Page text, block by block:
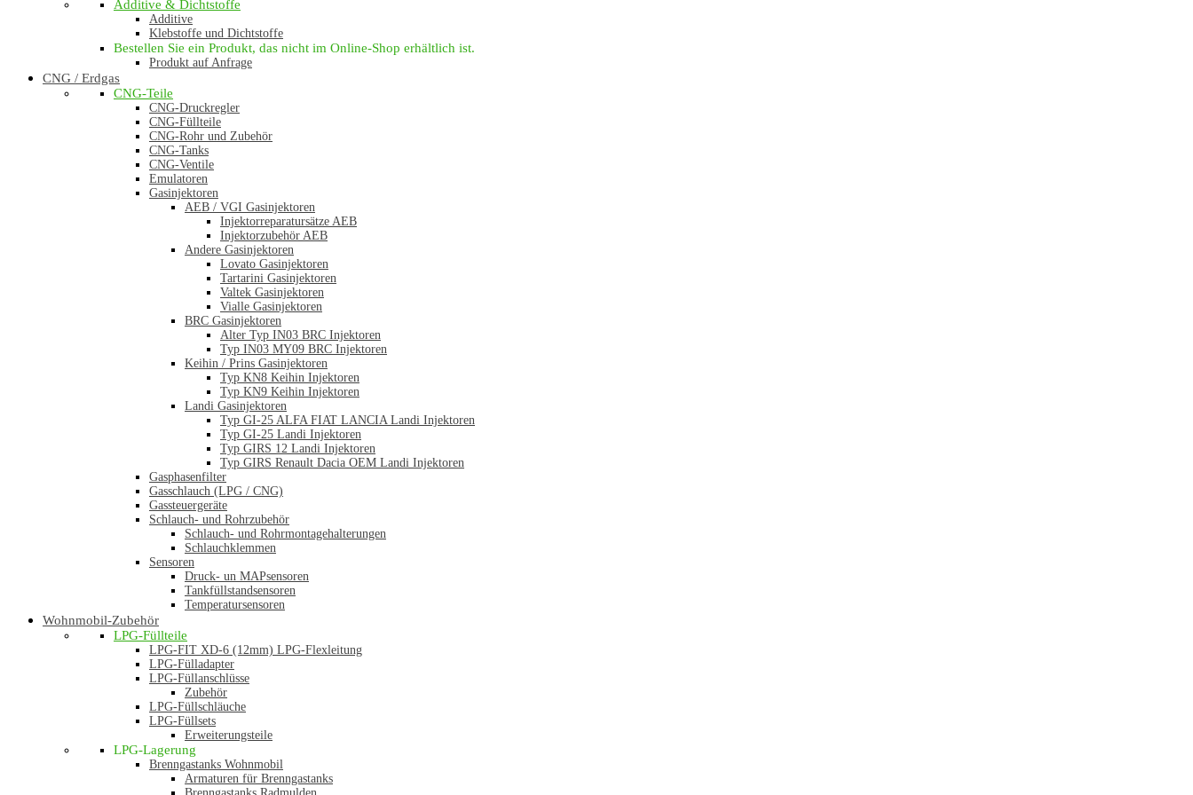
Additive & Dichtstoffe
Additive
Klebstoffe und Dichtstoffe
Bestellen Sie ein Produkt, das nicht im Online-Shop erhältlich ist.
Produkt auf Anfrage
CNG / Erdgas
CNG-Teile
CNG-Druckregler
CNG-Füllteile
CNG-Rohr und Zubehör
CNG-Tanks
CNG-Ventile
Emulatoren
Gasinjektoren
AEB / VGI Gasinjektoren
Injektorreparatursätze AEB
Injektorzubehör AEB
Andere Gasinjektoren
Lovato Gasinjektoren
Tartarini Gasinjektoren
Valtek Gasinjektoren
Vialle Gasinjektoren
BRC Gasinjektoren
Alter Typ IN03 BRC Injektoren
Typ IN03 MY09 BRC Injektoren
Keihin / Prins Gasinjektoren
Typ KN8 Keihin Injektoren
Typ KN9 Keihin Injektoren
Landi Gasinjektoren
Typ GI-25 ALFA FIAT LANCIA Landi Injektoren
Typ GI-25 Landi Injektoren
Typ GIRS 12 Landi Injektoren
Typ GIRS Renault Dacia OEM Landi Injektoren
Gasphasenfilter
Gasschlauch (LPG / CNG)
Gassteuergeräte
Schlauch- und Rohrzubehör
Schlauch- und Rohrmontagehalterungen
Schlauchklemmen
Sensoren
Druck- un MAPsensoren
Tankfüllstandsensoren
Temperatursensoren
Wohnmobil-Zubehör
LPG-Füllteile
LPG-FIT XD-6 (12mm) LPG-Flexleitung
LPG-Fülladapter
LPG-Füllanschlüsse
Zubehör
LPG-Füllschläuche
LPG-Füllsets
Erweiterungsteile
LPG-Lagerung
Brenngastanks Wohnmobil
Armaturen für Brenngastanks